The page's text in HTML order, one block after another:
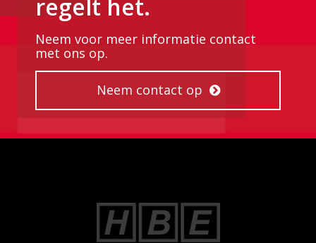
regelt het.
Neem voor meer informatie contact
met ons op.
Neem contact op